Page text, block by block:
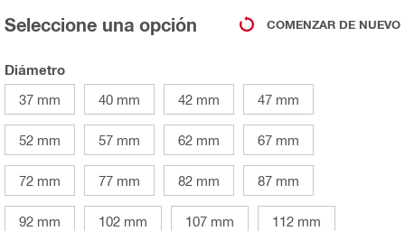
Seleccione una opción COMENZAR DE NUEVO
Diámetro
37 mm
40 mm 42 mm 47 mm
52 mm 57 mm 62 mm 67 mm
72 mm 77 mm 82 mm 87 mm
92 mm 102 mm 107 mm 112 mm